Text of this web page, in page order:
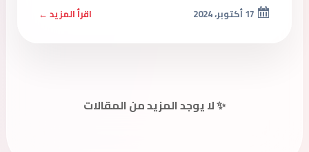
اقرأ المزيد ←
✨ لا يوجد المزيد من المقالات